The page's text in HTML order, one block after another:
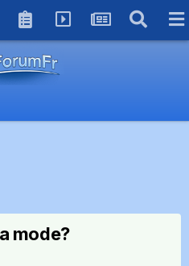
mode?